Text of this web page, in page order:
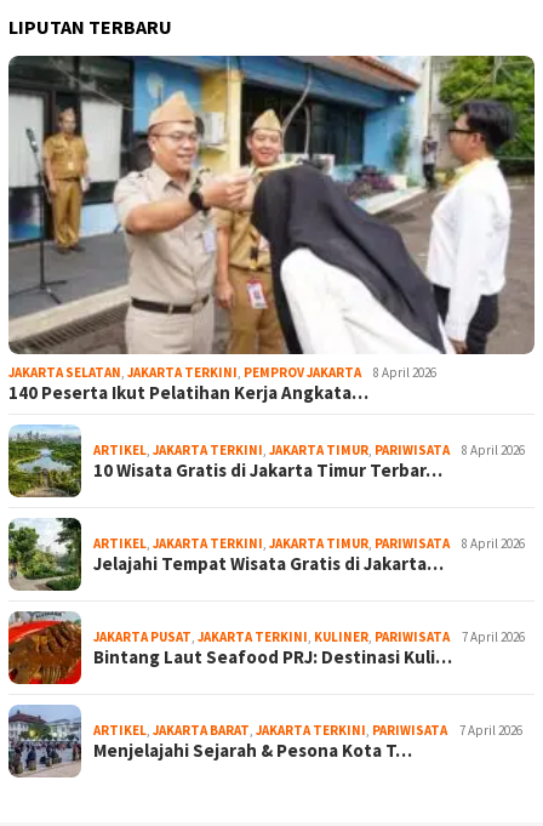
LIPUTAN TERBARU
JAKARTA SELATAN, JAKARTA TERKINI, PEMPROV JAKARTA 8 April 2026
140 Peserta Ikut Pelatihan Kerja Angkata…
ARTIKEL, JAKARTA TERKINI, JAKARTA TIMUR, PARIWISATA 8 April 2026
10 Wisata Gratis di Jakarta Timur Terbar…
ARTIKEL, JAKARTA TERKINI, JAKARTA TIMUR, PARIWISATA 8 April 2026
Jelajahi Tempat Wisata Gratis di Jakarta…
JAKARTA PUSAT, JAKARTA TERKINI, KULINER, PARIWISATA 7 April 2026
Bintang Laut Seafood PRJ: Destinasi Kuli…
ARTIKEL, JAKARTA BARAT, JAKARTA TERKINI, PARIWISATA 7 April 2026
Menjelajahi Sejarah & Pesona Kota T…